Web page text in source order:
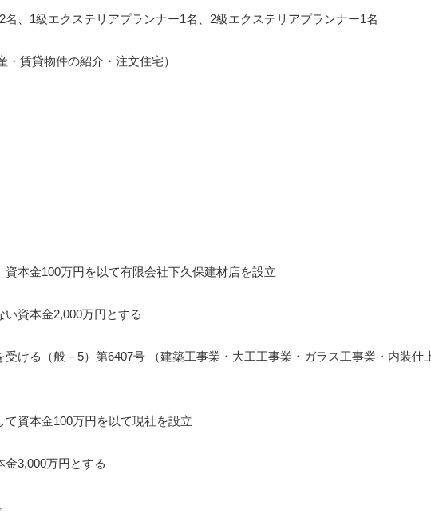
、1級エクステリアプランナー1名、2級エクステリアプランナー1名
賃貸物件の紹介・注文住宅）
本金100万円を以て有限会社下久保建材店を設立
資本金2,000万円とする
ける（般－5）第6407号 （建築工事業・大工工事業・ガラス工事業・内装仕
資本金100万円を以て現社を設立
金3,000万円とする